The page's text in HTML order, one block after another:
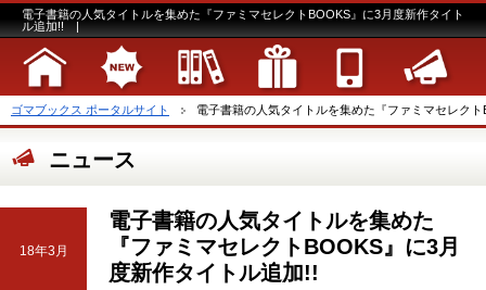
電子書籍の人気タイトルを集めた『ファミマセレクトBOOKS』に3月度新作タイト
ル追加!! |
ゴマブックス ポータルサイト 電子書籍の人気タイトルを集めた『ファミマセレク
ニュース
18年3月
電子書籍の人気タイトルを集めた
『ファミマセレクトBOOKS』に3月
度新作タイトル追加!!